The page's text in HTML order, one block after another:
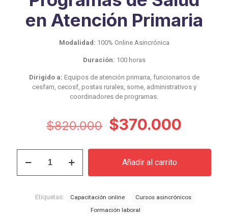
en Atención Primaria
Modalidad: 100% Online Asincrónica
Duración: 100 horas
Dirigido a: Equipos de atención primaria, funcionarios de
cesfam, cecosf, postas rurales, some, administrativos y
coordinadores de programas.
$820.000 El
original
era:
$370.000
actual
Gestión
Añadir al carrito
Etiquetas: Capacitación online
Cursos asincrónicos
Formación laboral